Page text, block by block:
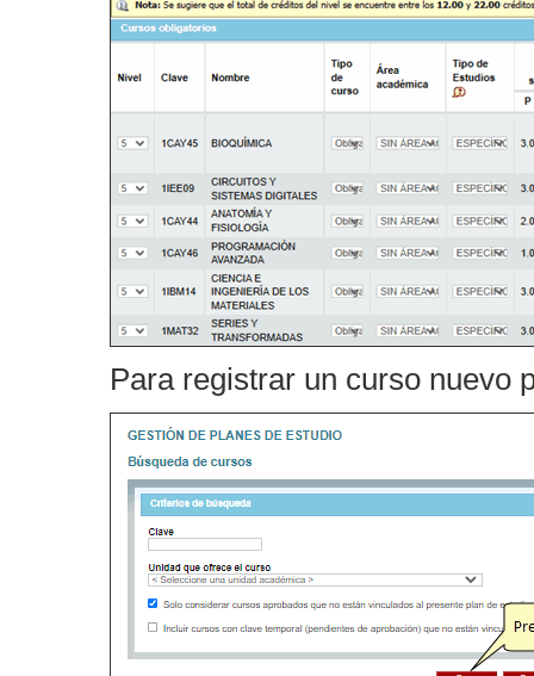
Para registrar un curso nuevo